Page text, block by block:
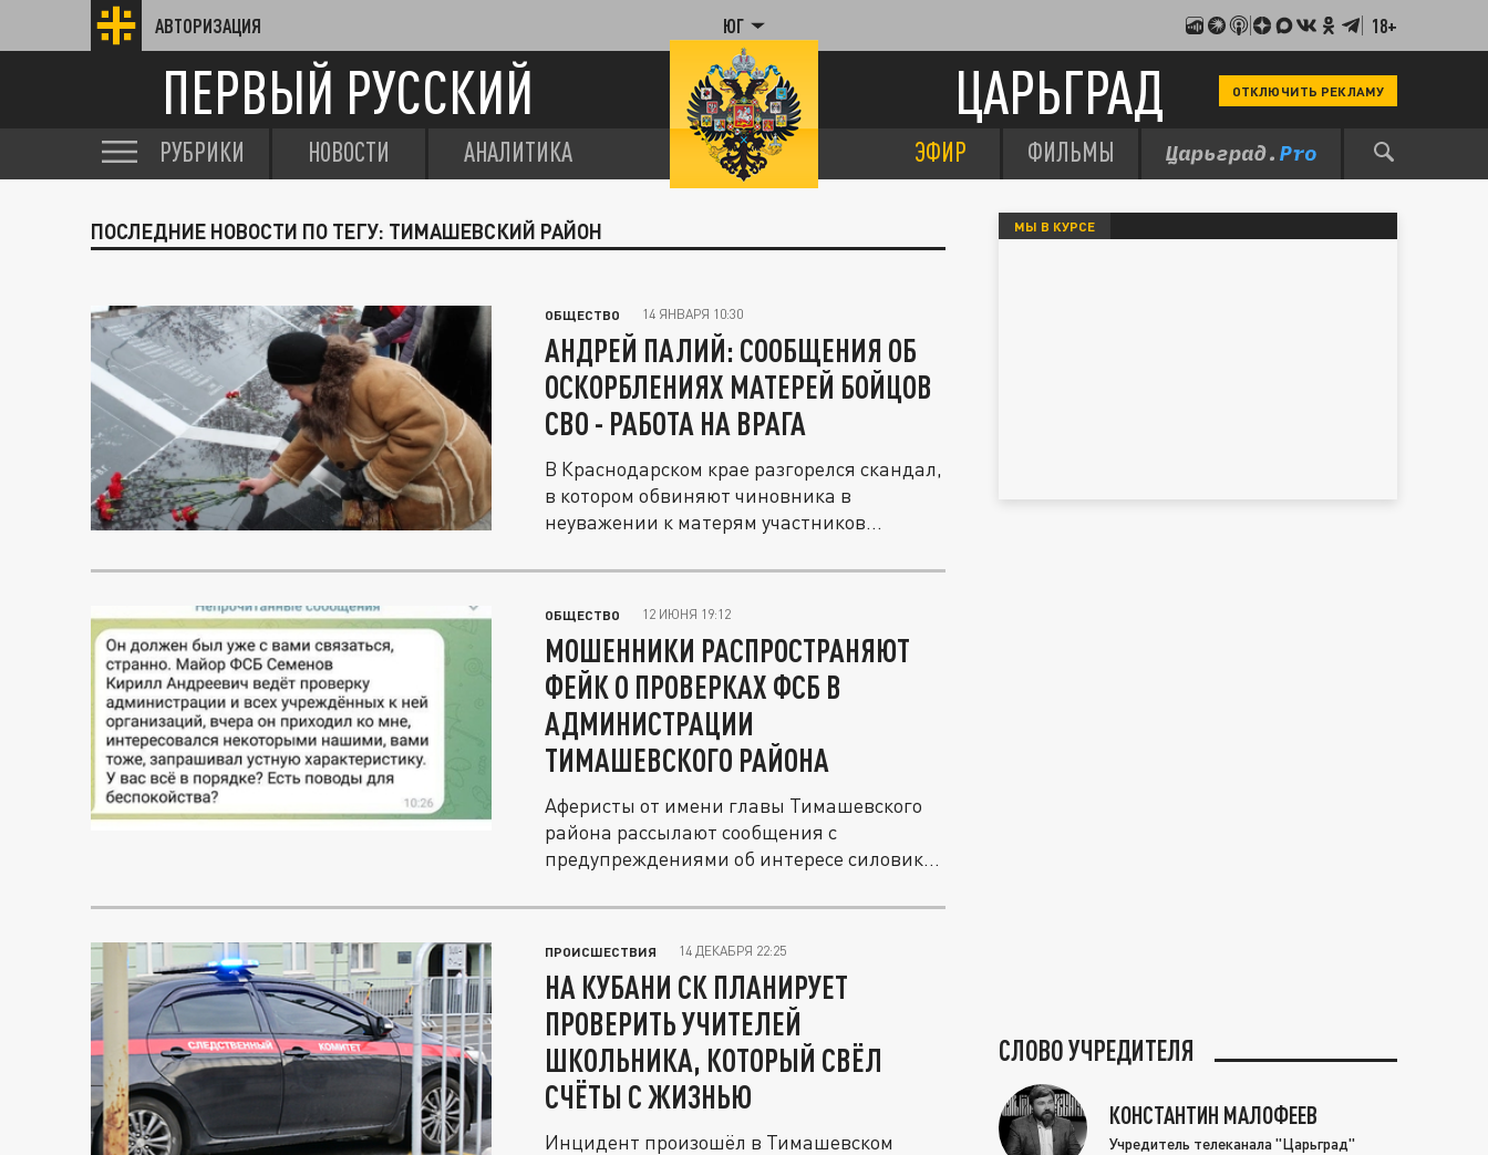
АВТОРИЗАЦИЯ ЮГ 18+
ПЕРВЫЙ РУССКИЙ ЦАРЬГРАД ОТКЛЮЧИТЬ РЕКЛАМУ
РУБРИКИ НОВОСТИ АНАЛИТИКА ЭФИР ФИЛЬМЫ
ПОСЛЕДНИЕ НОВОСТИ ПО ТЕГУ: ТИМАШЕВСКИЙ РАЙОН
ОБЩЕСТВО 14 ЯНВАРЯ 10:30
АНДРЕЙ ПАЛИЙ: СООБЩЕНИЯ ОБ
ОСКОРБЛЕНИЯХ МАТЕРЕЙ БОЙЦОВ
СВО - РАБОТА НА ВРАГА
В Краснодарском крае разгорелся скандал,
в котором обвиняют чиновника в
неуважении к матерям участников...
ОБЩЕСТВО 12 ИЮНЯ 19:12
МОШЕННИКИ РАСПРОСТРАНЯЮТ
ФЕЙК О ПРОВЕРКАХ ФСБ В
АДМИНИСТРАЦИИ
ТИМАШЕВСКОГО РАЙОНА
Аферисты от имени главы Тимашевского
района рассылают сообщения с
предупреждениями об интересе силовиков
ПРОИСШЕСТВИЯ 14 ДЕКАБРЯ 22:25
НА КУБАНИ СК ПЛАНИРУЕТ
ПРОВЕРИТЬ УЧИТЕЛЕЙ
ШКОЛЬНИКА, КОТОРЫЙ СВЁЛ
СЧЁТЫ С ЖИЗНЬЮ
Инцидент произошёл в Тимашевском
МЫ В КУРСЕ
СЛОВО УЧРЕДИТЕЛЯ
КОНСТАНТИН МАЛОФЕЕВ
Учредитель телеканала "Царьград"